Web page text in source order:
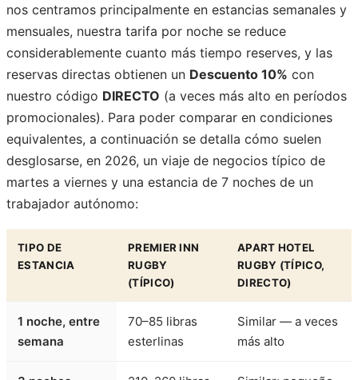
nos centramos principalmente en estancias semanales y
mensuales, nuestra tarifa por noche se reduce
considerablemente cuanto más tiempo reserves, y las
reservas directas obtienen un Descuento 10% con
nuestro código DIRECTO (a veces más alto en períodos
promocionales). Para poder comparar en condiciones
equivalentes, a continuación se detalla cómo suelen
desglosarse, en 2026, un viaje de negocios típico de
martes a viernes y una estancia de 7 noches de un
trabajador autónomo:
TIPO DE
ESTANCIA
PREMIER INN
RUGBY
(TÍPICO)
APART HOTEL
RUGBY (TÍPICO,
DIRECTO)
1 noche, entre
semana
70–85 libras
esterlinas
Similar — a veces
más alto